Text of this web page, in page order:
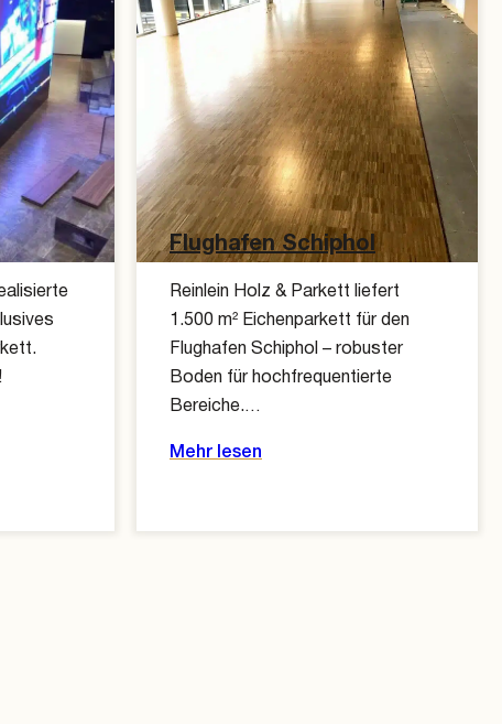
Flughafen Schiphol
Reinlein Holz & Parkett liefert
1.500 m² Eichenparkett für den
Flughafen Schiphol – robuster
Boden für hochfrequentierte
Bereiche.…
Mehr lesen